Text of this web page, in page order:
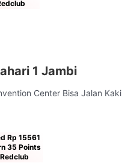
1 Jambi
Center Bisa Jalan Kaki
Rp 15561
35 Points